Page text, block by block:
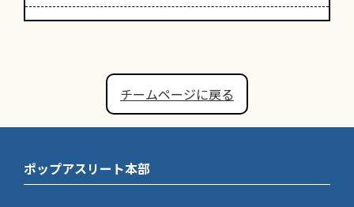
チームページに戻る
ポップアスリート本部